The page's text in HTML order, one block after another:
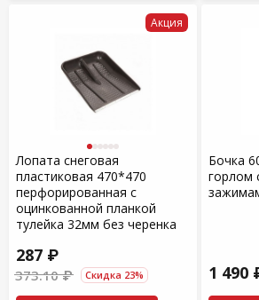
Акция
Лопата снеговая
пластиковая 470*470
перфорированная с
оцинкованной планкой
тулейка 32мм без черенка
287 ₽
373.10 ₽ Скидка 23%
Бочка
горлом
1 490